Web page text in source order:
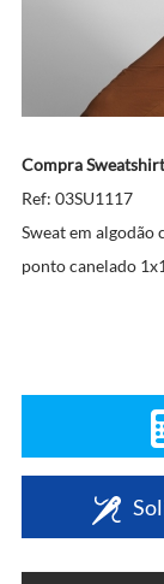
Compra
Ref: 03SU1117
Sweat em algodão
ponto canelado